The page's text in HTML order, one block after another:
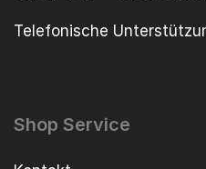
Telefonische
Shop Service